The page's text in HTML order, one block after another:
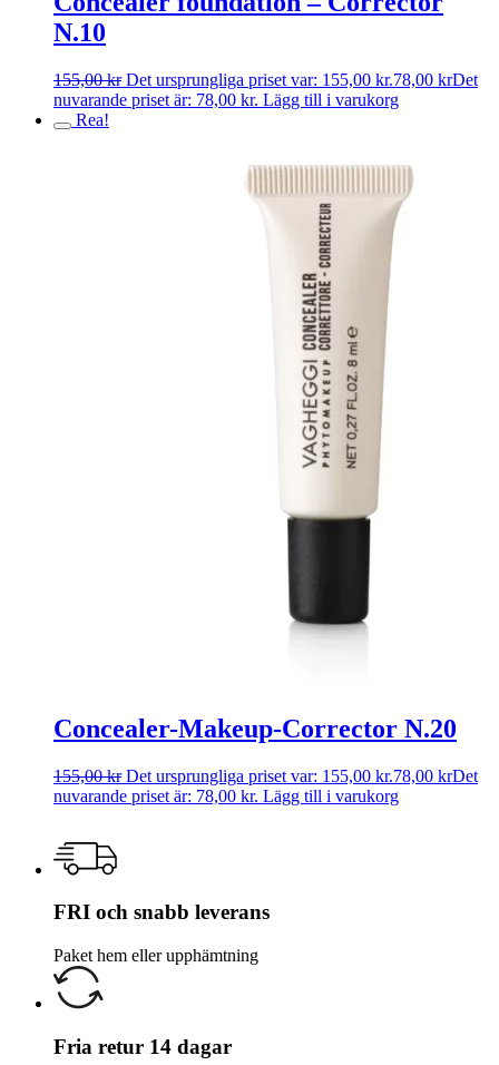
N.10
155,00kr Det ursprungliga priset var: 155,00 kr.78,00 krDet
nuvarande priset är: 78,00 kr. Lägg till i varukorg
Rea!
Concealer-Makeup-Corrector N.20
155,00kr Det ursprungliga priset var: 155,00 kr.78,00 krDet
nuvarande priset är: 78,00 kr. Lägg till i varukorg
FRI och snabb leverans
Paket hem eller upphämtning
Fria retur 14 dagar